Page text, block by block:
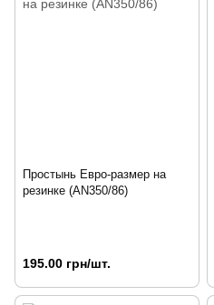
Простынь Евро-размер на
резинке (AN350/86)
195.00 грн/шт.